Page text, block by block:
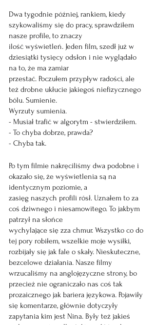
Dwa tygodnie później, rankiem, kiedy
szykowaliśmy się do pracy, sprawdziłem
nasze profile, to znaczy
ilość wyświetleń. Jeden film, szedł już w
dziesiątki tysięcy odsłon i nie wyglądało
na to, że ma zamiar
przestać. Poczułem przypływ radości, ale
też drobne ukłucie jakiegoś niefizycznego
bólu. Sumienie.
Wyrzuty sumienia.
- Musiał trafić w algorytm - stwierdziłem.
- To chyba dobrze, prawda?
- Chyba tak.
Po tym filmie nakręciliśmy dwa podobne i
okazało się, że wyświetlenia są na
identycznym poziomie, a
zasięg naszych profili rósł. Uznałem to za
coś dziwnego i niesamowitego. To jakbym
patrzył na słońce
wychylające się zza chmur. Wszystko co do
tej pory robiłem, wszelkie moje wysiłki,
rozbijały się jak fale o skały. Nieskuteczne,
bezcelowe działania. Nasze filmy
wrzucaliśmy na anglojęzyczne strony, bo
przecież nie ograniczało nas coś tak
prozaicznego jak bariera językowa. Pojawiły
się komentarze, głównie dotyczyły
zapytania kim jest Nina. Były też jakieś